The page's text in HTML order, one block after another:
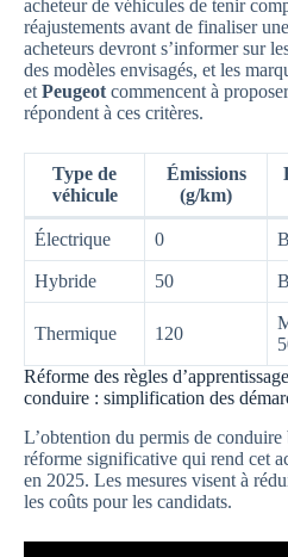
acheteur de véhicules de tenir
réajustements avant de finaliser
acheteurs devront s’informer sur
des modèles envisagés, et les
et Peugeot commencent à
répondent à ces critères.
Type de
véhicule
Émissions
(g/km)
Électrique 0
Hybride 50
Thermique 120
Réforme des règles
conduire : simplification des
L’obtention du permis de conduire
réforme significative qui rend cet
en 2025. Les mesures visent à
les coûts pour les candidats.